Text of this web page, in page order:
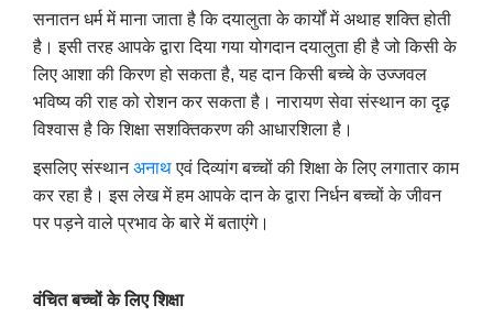
सनातन धर्म में माना जाता है कि दयालुता के कार्यों में अथाह शक्ति होती
है। इसी तरह आपके द्वारा दिया गया योगदान दयालुता ही है जो किसी के
लिए आशा की किरण हो सकता है, यह दान किसी बच्चे के उज्जवल
भविष्य की राह को रोशन कर सकता है। नारायण सेवा संस्थान का दृढ़
विश्वास है कि शिक्षा सशक्तिकरण की आधारशिला है।
इसलिए संस्थानअनाथएवं दिव्यांग बच्चों की शिक्षा के लिए लगातार काम
कर रहा है। इस लेख में हम आपके दान के द्वारा निर्धन बच्चों के जीवन
पर पड़ने वाले प्रभाव के बारे में बताएंगे।
वंचित बच्चों के लिए शिक्षा